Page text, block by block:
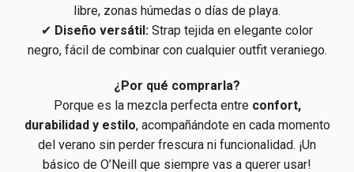
libre, zonas húmedas o días de playa.
✔ Diseño versátil: Strap tejida en elegante color
negro, fácil de combinar con cualquier outfit veraniego.
¿Por qué comprarla?
Porque es la mezcla perfecta entre confort,
durabilidad y estilo, acompañándote en cada momento
del verano sin perder frescura ni funcionalidad. ¡Un
básico de O’Neill que siempre vas a querer usar!